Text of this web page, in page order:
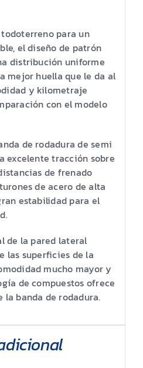
para un
el diseño de patrón
distribución uniforme
mejor huella que le da al
y kilometraje
con el modelo
de rodadura de semi
excelente tracción sobre
de frenado
de acero de alta
estabilidad para el
de la pared lateral
las superficies de la
mucho mayor y
de compuestos ofrece
la banda de rodadura.